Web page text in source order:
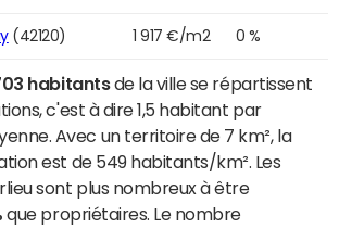
(42120) 1 917 €/m2 0 %
habitantsde la ville se répartissent
c'est à dire 1,5 habitant par
Avec un territoire de 7 km², la
est de 549 habitants/km². Les
sont plus nombreux à être
que propriétaires. Le nombre